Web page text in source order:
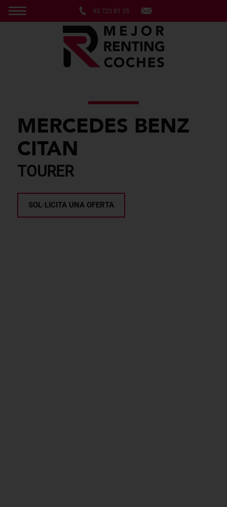
93 723 81 25
MERCEDES BENZ
CITAN
TOURER
SOL·LICITA UNA OFERTA